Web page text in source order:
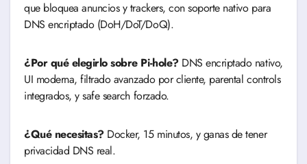
que bloquea anuncios y trackers, con soporte nativo para
DNS encriptado (DoH/DoT/DoQ).
¿Por qué elegirlo sobre Pi-hole?DNS encriptado nativo,
UI moderna, filtrado avanzado por cliente, parental controls
integrados, y safe search forzado.
¿Qué necesitas?Docker, 15 minutos, y ganas de tener
privacidad DNS real.